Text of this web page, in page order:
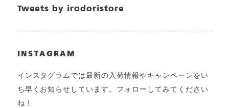
Tweets by irodoristore
INSTAGRAM
インスタグラムでは最新の入荷情報やキャンペーンをい
ち早くお知らせしています。フォローしてみてください
ね！